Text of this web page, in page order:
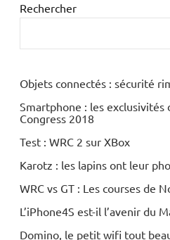
Rechercher
Objets connectés : sécurité
Smartphone : les exclusivités
Congress 2018
Test : WRC 2 sur XBox
Karotz : les lapins ont leur
WRC vs GT : Les courses de
L’iPhone4S est-il l’avenir du
Domino, le petit wifi tout